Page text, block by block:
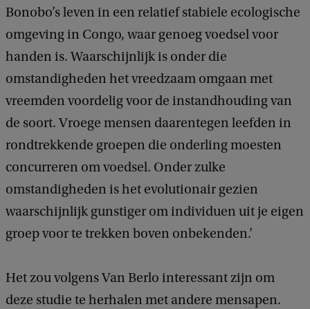
Bonobo’s leven in een relatief stabiele ecologische
omgeving in Congo, waar genoeg voedsel voor
handen is. Waarschijnlijk is onder die
omstandigheden het vreedzaam omgaan met
vreemden voordelig voor de instandhouding van
de soort. Vroege mensen daarentegen leefden in
rondtrekkende groepen die onderling moesten
concurreren om voedsel. Onder zulke
omstandigheden is het evolutionair gezien
waarschijnlijk gunstiger om individuen uit je eigen
groep voor te trekken boven onbekenden.’
Het zou volgens Van Berlo interessant zijn om
deze studie te herhalen met andere mensapen.